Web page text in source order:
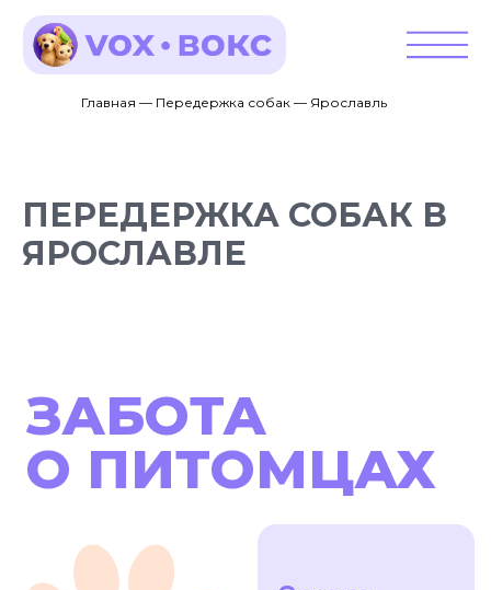
Главная — Передержка собак — Ярославль
ПЕРЕДЕРЖКА СОБАК В
ЯРОСЛАВЛЕ